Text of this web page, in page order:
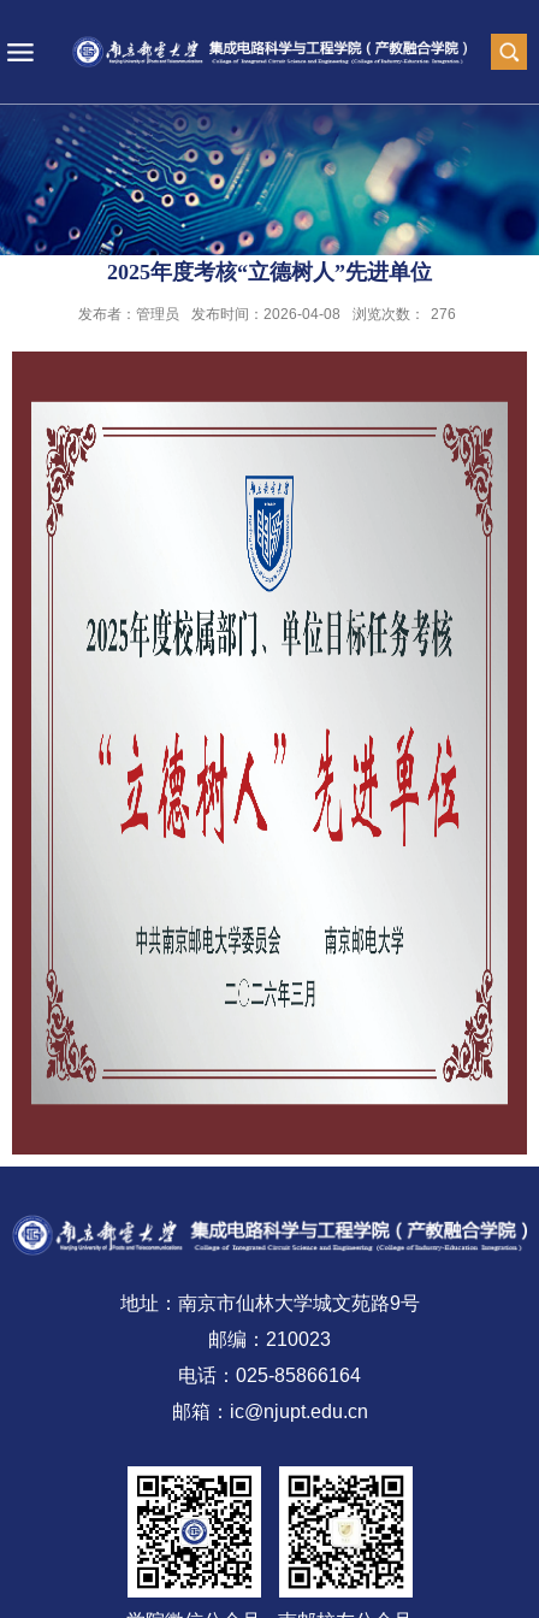
2025年度考核“立德树人”先进单位
发布者：管理员 发布时间：2026-04-08 浏览次数： 276
地址：南京市仙林大学城文苑路9号
邮编：210023
电话：025-85866164
邮箱：ic@njupt.edu.cn